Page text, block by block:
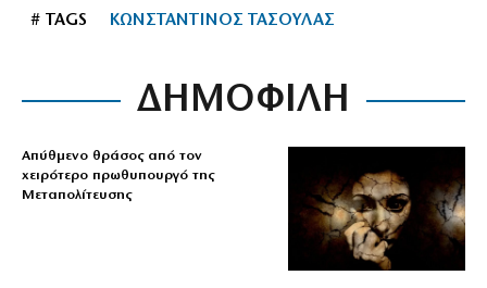
# TAGS ΚΩΝΣΤΑΝΤΙΝΟΣ ΤΑΣΟΥΛΑΣ
ΔΗΜΟΦΙΛΗ
Απύθμενο θράσος από τον
χειρότερο πρωθυπουργό της
Μεταπολίτευσης